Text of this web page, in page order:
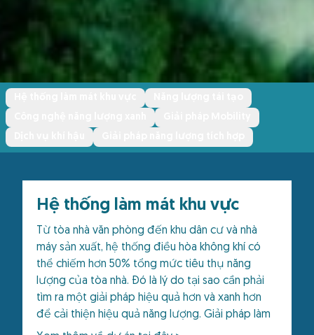
Hệ thống làm mát khu vực
Từ tòa nhà văn phòng đến khu dân cư và nhà
máy sản xuất, hệ thống điều hòa không khí có
thể chiếm hơn 50% tổng mức tiêu thụ năng
lượng của tòa nhà. Đó là lý do tại sao cần phải
tìm ra một giải pháp hiệu quả hơn và xanh hơn
để cải thiện hiệu quả năng lượng. Giải pháp làm